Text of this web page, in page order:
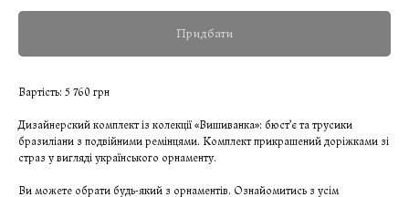
Придбати
Вартість: 5 760 грн
Дизайнерский комплект із колекції «Вишиванка»: бюст’є та трусики
бразиліани з подвійними ремінцями. Комплект прикрашений доріжками зі
страз у вигляді українського орнаменту.
Ви можете обрати будь-який з орнаментів. Ознайомитись з усім